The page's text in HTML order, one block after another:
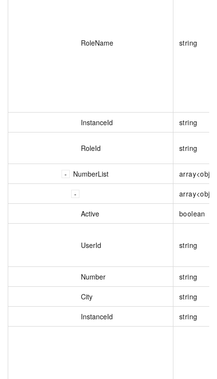
RoleName string
InstanceId string
RoleId string
NumberList
Active boolean
UserId string
Number string
City string
InstanceId string